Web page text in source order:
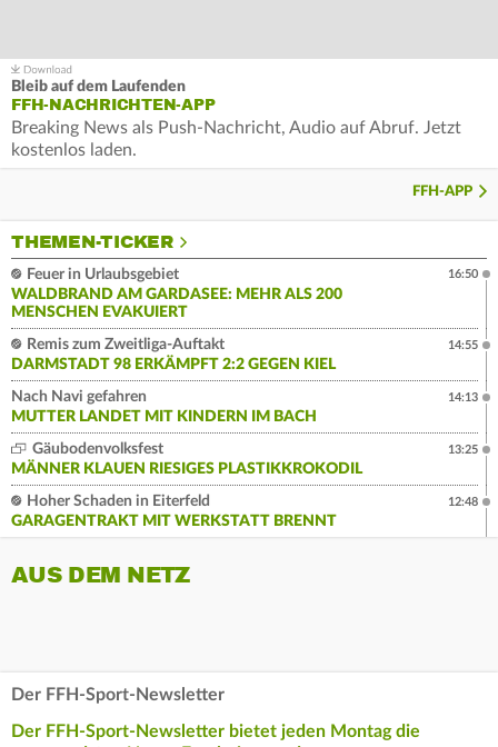
Bleib auf dem Laufenden
FFH-NACHRICHTEN-APP
Breaking News als Push-Nachricht, Audio auf Abruf. Jetzt
kostenlos laden.
FFH-APP
THEMEN-TICKER
Feuer in Urlaubsgebiet
WALDBRAND AM GARDASEE: MEHR ALS 200
MENSCHEN EVAKUIERT
16:50
Remis zum Zweitliga-Auftakt
DARMSTADT 98 ERKÄMPFT 2:2 GEGEN KIEL
14:55
Nach Navi gefahren
MUTTER LANDET MIT KINDERN IM BACH
14:13
Gäubodenvolksfest
MÄNNER KLAUEN RIESIGES PLASTIKKROKODIL
13:25
Hoher Schaden in Eiterfeld
GARAGENTRAKT MIT WERKSTATT BRENNT
12:48
AUS DEM NETZ
Der FFH-Sport-Newsletter
Der FFH-Sport-Newsletter bietet jeden Montag die